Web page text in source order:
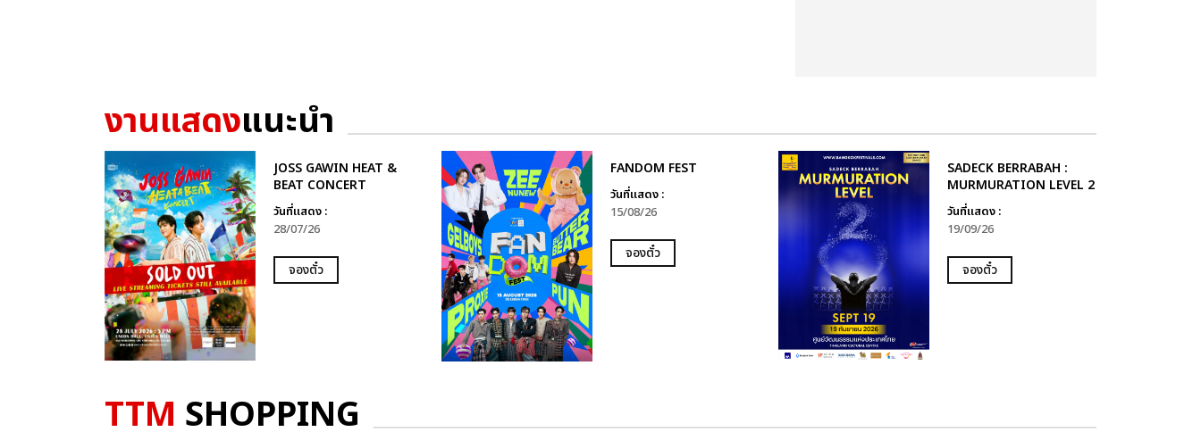
งานแสดงแนะนำ
JOSS GAWIN HEAT &
BEAT CONCERT
วันที่แสดง :
28/07/26
จองตั๋ว
FANDOM FEST
วันที่แสดง :
15/08/26
จองตั๋ว
SADECK BERRABAH :
MURMURATION LEVEL 2
วันที่แสดง :
19/09/26
จองตั๋ว
TTM SHOPPING